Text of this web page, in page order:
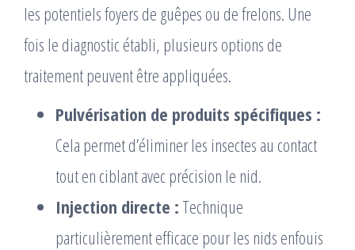
les potentiels foyers de guêpes ou de frelons. Une
fois le diagnostic établi, plusieurs options de
traitement peuvent être appliquées.
Pulvérisation de produits spécifiques :
Cela permet d’éliminer les insectes au contact
tout en ciblant avec précision le nid.
Injection directe : Technique
particulièrement efficace pour les nids enfouis